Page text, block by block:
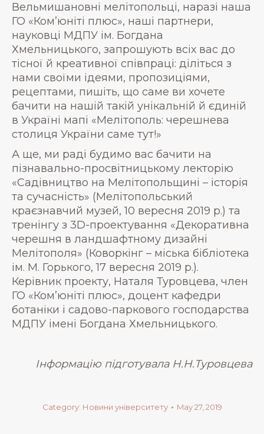
Вельмишановні мелітопольці, наразі наша
ГО «Комʼюніті плюс», наші партнери,
науковці МДПУ ім. Богдана
Хмельницького, запрошують всіх вас до
тісної й креативної співпраці: діліться з
нами своїми ідеями, пропозиціями,
рецептами, пишіть, що саме ви хочете
бачити на нашій такій унікальній й єдиній
в Україні мапі «Мелітополь: черешнева
столиця України саме тут!»
А ще, ми раді будимо вас бачити на
пізнавально-просвітницькому лекторію
«Садівництво на Мелітопольщині – історія
та сучасність» (Мелітопольський
краєзнавчий музей, 10 вересня 2019 р.) та
тренінгу з 3D-проектування «Декоративна
черешня в ландшафтному дизайні
Мелітополя» (Коворкінг – міська бібліотека
ім. М. Горького, 17 вересня 2019 р.).
Керівник проекту, Наталя Туровцева, член
ГО «Комʼюніті плюс», доцент кафедри
ботаніки і садово-паркового господарства
МДПУ імені Богдана Хмельницького.
Інформацію підготувала Н.Н.Туровцева
Category: Новини університету May 27, 2019